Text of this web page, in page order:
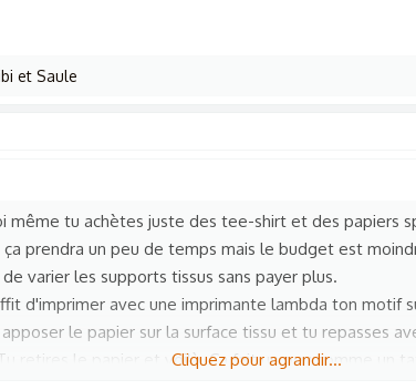
et Saule
même tu achètes juste des tee-shirt et des papiers
ça prendra un peu de temps mais le budget est
varier les supports tissus sans payer plus.
d'imprimer avec une imprimante lambda ton motif
le papier sur la surface tissu et tu repasses
retires le papier et voilà. Ça fait un peu comme un
Cliquez pour agrandir...